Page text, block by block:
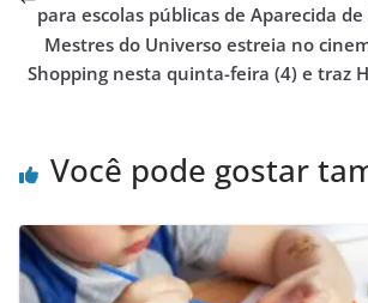
para escolas públicas de Aparecida
Mestres do Universo estreia no
Shopping nesta quinta-feira (4) e traz
Você pode gostar